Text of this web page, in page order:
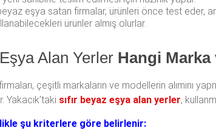
eşya satan firmalar, ürünleri önce test eder,
ürünler almış olurlar.
Alan Yerler Hangi Marka
çeşitli markaların ve modellerin alımını
sıfır beyaz eşya alan yerler,
şu kriterlere göre belirlenir: